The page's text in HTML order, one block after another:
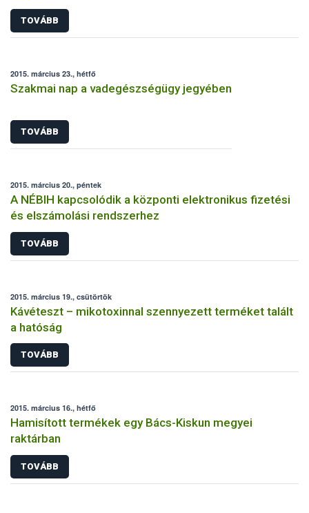
TOVÁBB
2015. március 23., hétfő
Szakmai nap a vadegészségügy jegyében
TOVÁBB
2015. március 20., péntek
A NÉBIH kapcsolódik a központi elektronikus fizetési
és elszámolási rendszerhez
TOVÁBB
2015. március 19., csütörtök
Kávéteszt – mikotoxinnal szennyezett terméket talált
a hatóság
TOVÁBB
2015. március 16., hétfő
Hamisított termékek egy Bács-Kiskun megyei
raktárban
TOVÁBB